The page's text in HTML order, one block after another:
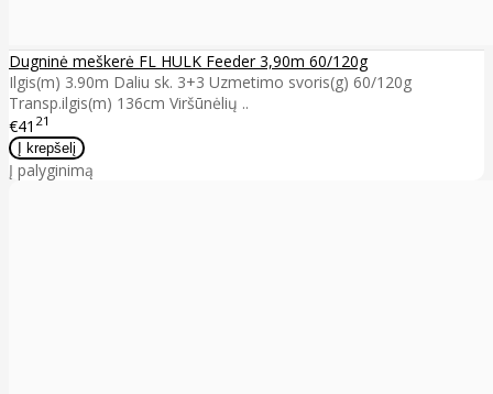
Dugninė meškerė FL HULK Feeder 3,90m 60/120g
Ilgis(m) 3.90m Daliu sk. 3+3 Uzmetimo svoris(g) 60/120g
Transp.ilgis(m) 136cm Viršūnėlių ..
€41 21
Į palyginimą